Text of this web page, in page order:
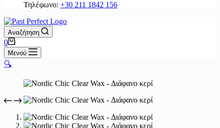
Τηλέφωνο: +30 211 1842 156
Αναζήτηση
Καλάθι
Αγορών
0
Μενού
🔍